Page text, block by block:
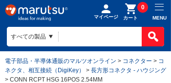
マイページ カート
0
MENU
電子部品・半導体通販のマルツオンライン > コネクター > コ
ネクタ、相互接続（DigiKey）
> 長方形コネクタ - ハウジング
> CONN RCPT HSG 16POS 2.54MM